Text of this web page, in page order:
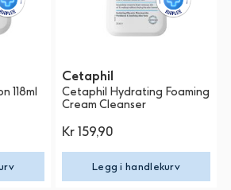
118ml
Cetaphil
Cetaphil Hydrating Foaming
Cream Cleanser
Kr 159,90
Legg i handlekurv